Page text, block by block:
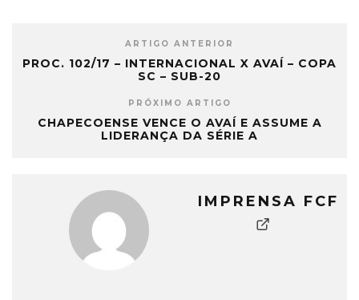
ARTIGO ANTERIOR
PROC. 102/17 – INTERNACIONAL X AVAÍ – COPA
SC – SUB-20
PRÓXIMO ARTIGO
CHAPECOENSE VENCE O AVAÍ E ASSUME A
LIDERANÇA DA SÉRIE A
IMPRENSA FCF